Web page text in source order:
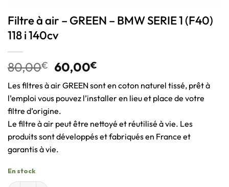
Filtre à air – GREEN – BMW SERIE 1 (F40)
118 i 140cv
80,00€ 60,00€
Les filtres à air GREEN sont en coton naturel tissé, prêt à
l’emploi vous pouvez l’installer en lieu et place de votre
filtre d’origine.
Le filtre à air peut être nettoyé et réutilisé à vie. Les
produits sont développés et fabriqués en France et
garantis à vie.
En stock